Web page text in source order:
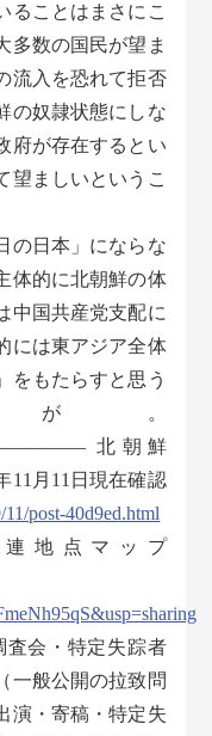
ことはまさにこ
多数の国民が望ま
流入を恐れて拒否
の奴隷状態にしな
府が存在するとい
望ましいというこ
の日本」にならな
体的に北朝鮮の体
中国共産党支配に
には東アジア全体
をもたらすと思う
。
北朝鮮
11月11日現在確認
post-40d9ed.html
地点マップ
査会・特定失踪者
一般公開の拉致問
演・寄稿・特定失